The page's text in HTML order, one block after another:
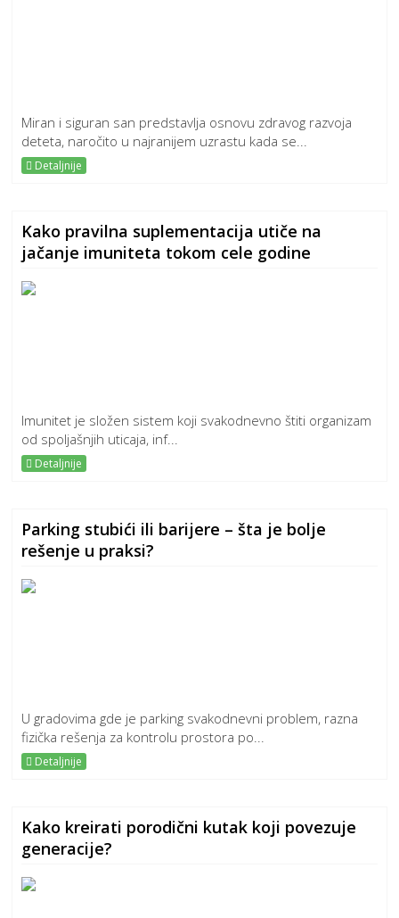
Miran i siguran san predstavlja osnovu zdravog razvoja
deteta, naročito u najranijem uzrastu kada se...
Detaljnije
Kako pravilna suplementacija utiče na
jačanje imuniteta tokom cele godine
Imunitet je složen sistem koji svakodnevno štiti organizam
od spoljašnjih uticaja, inf...
Detaljnije
Parking stubići ili barijere – šta je bolje
rešenje u praksi?
U gradovima gde je parking svakodnevni problem, razna
fizička rešenja za kontrolu prostora po...
Detaljnije
Kako kreirati porodični kutak koji povezuje
generacije?